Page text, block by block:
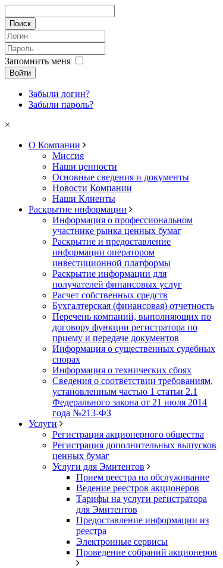
Запомнить меня
Войти
Забыли логин?
Забыли пароль?
×
О Компании
Миссия
Наши ценности
Основные сведения и документы
Новости Компании
Наши Клиенты
Раскрытие информации
Информация о профессиональном
участнике рынка ценных бумаг
Раскрытие и предоставление
информации оператором
инвестиционной платформы
Раскрытие информации для
получателей финансовых услуг
Расчет собственных средств
Бухгалтерская (финансовая) отчетность
Перечень компаний, выполняющих по
договору функции регистратора по
приему и передаче документов
Информация о существенных судебных
спорах
Информация о технических сбоях
Сведения о соответствии требованиям,
установленным частью 1 статьи 2.1
Федерального закона от 21 июля 2014
года №213-ФЗ
Услуги
Регистрация акционерного общества
Регистрация дополнительных выпусков
ценных бумаг
Услуги для Эмитентов
Прием реестра на обслуживание
Ведение реестров акционеров
Тарифы на услуги регистратора
для Эмитентов
Предоставление информации из
реестра
Электронные сервисы
Проведение собраний акционеров